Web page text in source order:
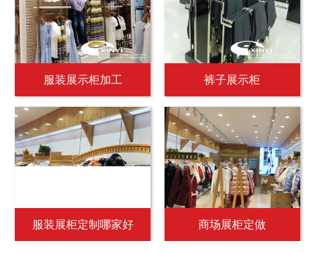
服装展示柜加工 裤子展示柜
服装展柜定制哪家好 商场展柜定做